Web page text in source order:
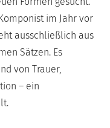
im Jahr vor
ausschließlich aus
Sätzen. Es
von Trauer,
– ein